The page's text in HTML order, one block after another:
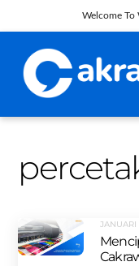
Welcome To
content